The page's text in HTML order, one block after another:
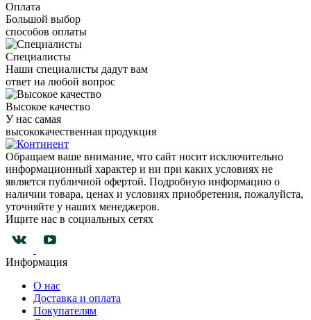
Оплата
Большой выбор
способов оплаты
Специалисты
Наши специалисты дадут вам
ответ на любой вопрос
Высокое качество
У нас самая
высококачественная продукция
Обращаем ваше внимание, что сайт носит исключительно
информационный характер и ни при каких условиях не
является публичной офертой. Подробную информацию о
наличии товара, ценах и условиях приобретения, пожалуйста,
уточняйте у наших менеджеров.
Ищите нас в социальных сетях
Информация
О нас
Доставка и оплата
Покупателям